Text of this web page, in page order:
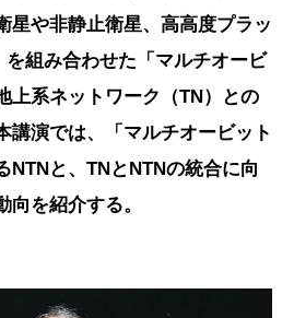
星や非静止衛星、高高度プラッ
を組み合わせた「マルチオービ
上系ネットワーク（TN）との
講演では、「マルチオービット
NTNと、TNとNTNの統合に向
向を紹介する。